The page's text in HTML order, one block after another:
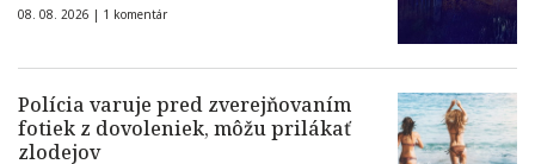
08. 08. 2026 | 1 komentár
Polícia varuje pred zverejňovaním
fotiek z dovoleniek, môžu prilákať
zlodejov